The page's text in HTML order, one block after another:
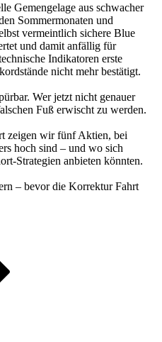
Gemengelage aus schwacher
Sommermonaten und
vermeintlich sichere Blue
und damit anfällig für
Indikatoren erste
nicht mehr bestätigt.
Wer jetzt nicht genauer
Fuß erwischt zu werden.
zeigen wir fünf Aktien, bei
hoch sind – und wo sich
Strategien anbieten könnten.
– bevor die Korrektur Fahrt